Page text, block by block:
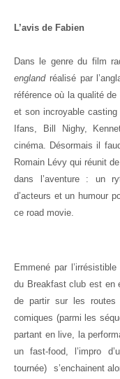
L’avis de Fabien
Dans le genre du film
england réalisé par
référence où la qualité
et son incroyable
Ifans, Bill Nighy,
cinéma. Désormais il
Romain Lévy qui réunit
dans l’aventure : un
d’acteurs et un humour
ce road movie.
Emmené par
du Breakfast club est en
de partir sur les routes
comiques (parmi les
partant en live, la
un fast-food, l’impro
tournée) s’enchainent